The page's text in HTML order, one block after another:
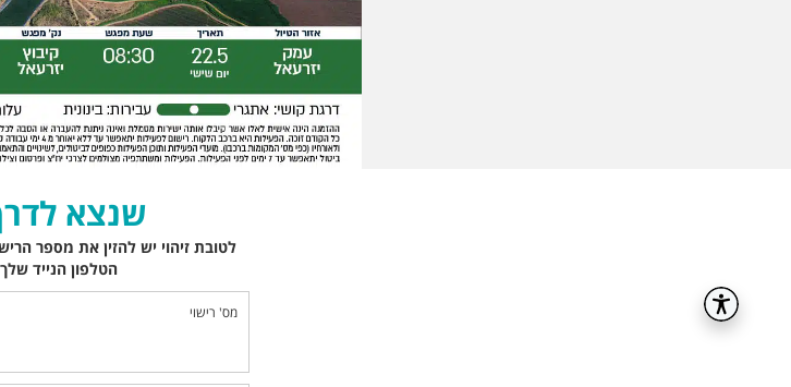
שנצא
לטובת זיהוי יש להזין את מספר
הטלפון הנייד שלך
מס' רישוי